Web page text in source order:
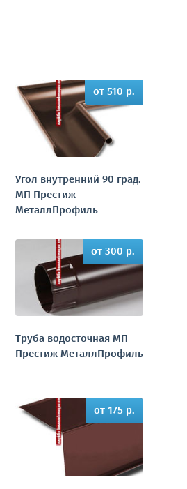
от 510 р.
Угол внутренний 90 град.
МП Престиж
МеталлПрофиль
от 300 р.
Труба водосточная МП
Престиж МеталлПрофиль
от 175 р.